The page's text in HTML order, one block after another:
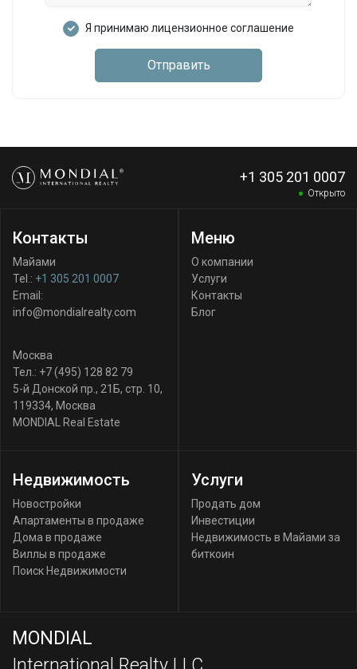
Я принимаю лицензионное соглашение
Отправить
+1 305 201 0007
Открыто
Контакты
Майами
Tel.: +1 305 201 0007
Email:
info@mondialrealty.com
Москва
Тел.: +7 (495) 128 82 79
5-й Донской пр., 21Б, стр. 10,
119334, Москва
MONDIAL Real Estate
Меню
О компании
Услуги
Контакты
Блог
Недвижимость
Новостройки
Апартаменты в продаже
Дома в продаже
Виллы в продаже
Поиск Недвижимости
Услуги
Продать дом
Инвестиции
Недвижимость в Майами за
биткоин
MONDIAL